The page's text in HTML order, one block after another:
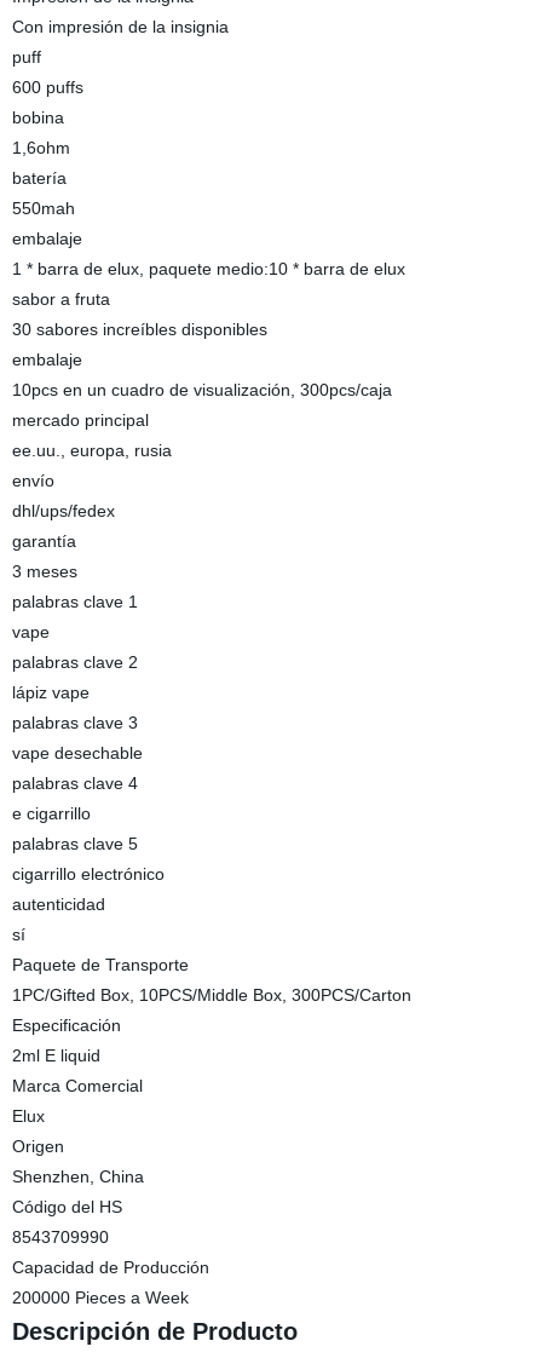
Con impresión de la insignia
puff
600 puffs
bobina
1,6ohm
batería
550mah
embalaje
1 * barra de elux, paquete medio:10 * barra de elux
sabor a fruta
30 sabores increíbles disponibles
embalaje
10pcs en un cuadro de visualización, 300pcs/caja
mercado principal
ee.uu., europa, rusia
envío
dhl/ups/fedex
garantía
3 meses
palabras clave 1
vape
palabras clave 2
lápiz vape
palabras clave 3
vape desechable
palabras clave 4
e cigarrillo
palabras clave 5
cigarrillo electrónico
autenticidad
sí
Paquete de Transporte
1PC/Gifted Box, 10PCS/Middle Box, 300PCS/Carton
Especificación
2ml E liquid
Marca Comercial
Elux
Origen
Shenzhen, China
Código del HS
8543709990
Capacidad de Producción
200000 Pieces a Week
Descripción de Producto